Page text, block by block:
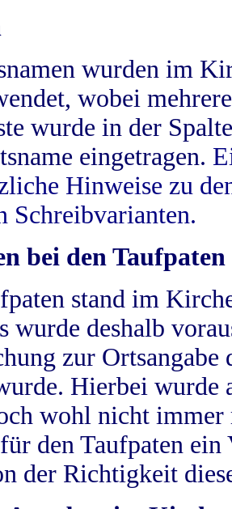
wurden im
wobei
wurde in der
eingetragen.
Hinweise zu
Schreibvarianten.
bei den Taufpaten
stand im
wurde deshalb
zur
Hierbei wurde
wohl nicht
den Taufpaten
der Richtigkeit